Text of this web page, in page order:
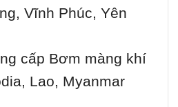
Vĩnh Phúc, Yên
cấp Bơm màng khí
Lao, Myanmar